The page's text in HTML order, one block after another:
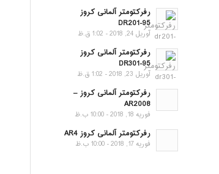
رفرکتومتر آلمانی کروز
DR201-95
آوریل 24, 2018 - 1:02 ق.ظ
رفرکتومتر آلمانی کروز
DR301-95
آوریل 23, 2018 - 1:02 ق.ظ
رفرکتومتر آلمانی کروز –
AR2008
فوریه 18, 2018 - 10:00 ب.ظ
رفرکتومتر آلمانی کروز AR4
فوریه 17, 2018 - 10:00 ب.ظ